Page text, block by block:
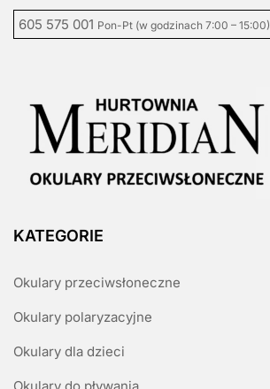
605 575 001 Pon-Pt (w godzinach 7:00 – 15:00)
KATEGORIE
Okulary przeciwsłoneczne
Okulary polaryzacyjne
Okulary dla dzieci